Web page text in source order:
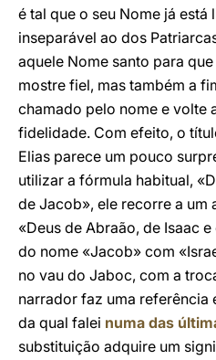
é tal que o seu Nome já está
inseparável ao dos
aquele Nome santo para
mostre fiel, mas também a
chamado pelo nome e volte
fidelidade. Com efeito, o
Elias parece um pouco
utilizar a fórmula habitual,
de Jacob», ele recorre a um
«Deus de Abraão, de Isaac
do nome «Jacob» com
no vau do Jaboc, com a
narrador faz uma referência
da qual falei numa das
substituição adquire um